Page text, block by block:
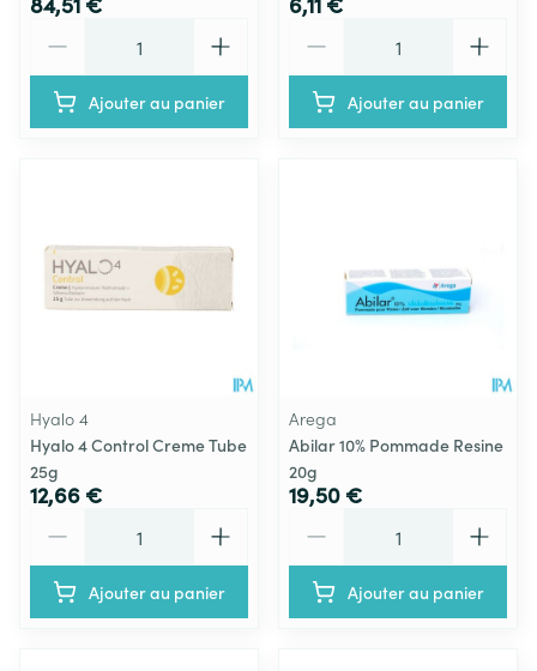
Ajouter au panier Ajouter au panier
Hyalo 4
Hyalo 4 Control Creme Tube
25g
12,66 €
Ajouter au panier
Arega
Abilar 10% Pommade Resine
20g
19,50 €
Ajouter au panier